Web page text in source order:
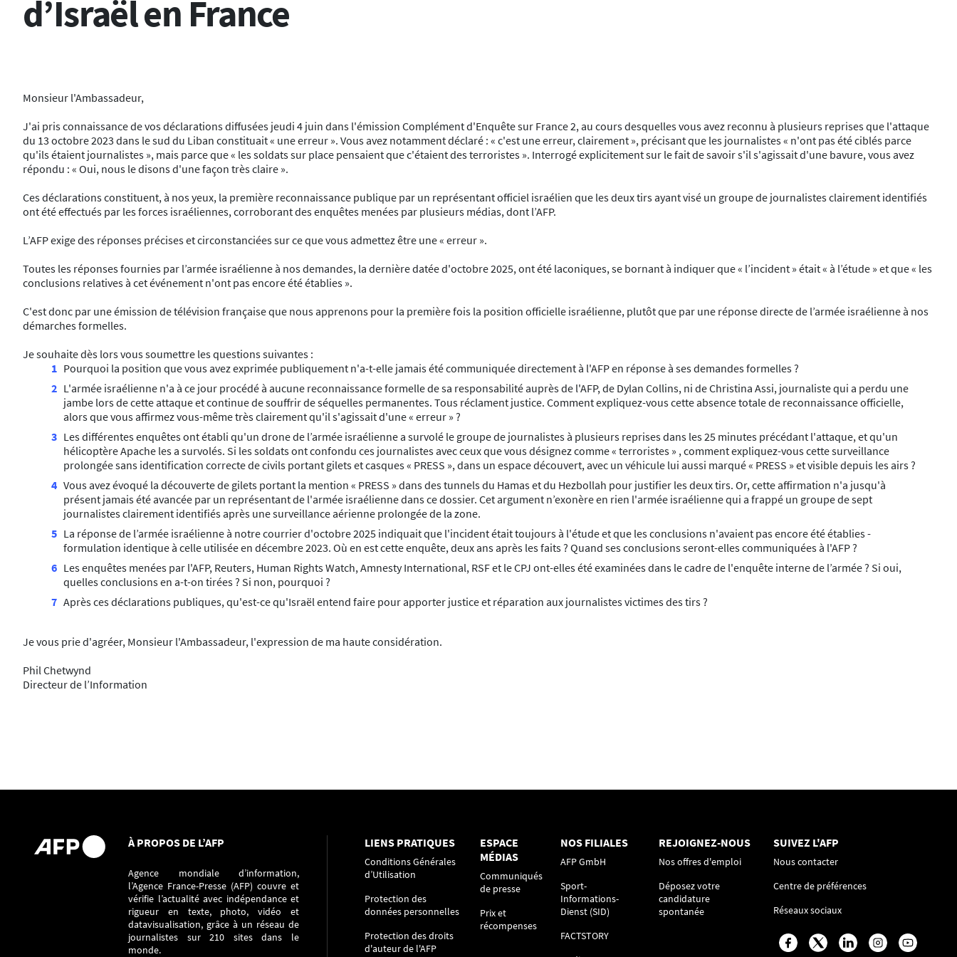
d’Israël en France
Monsieur l'Ambassadeur,
J'ai pris connaissance de vos déclarations diffusées jeudi 4 juin dans l'émission Complément d'Enquête sur France 2, au cours desquelles vous avez reconnu à plusieurs reprises que l'attaque
du 13 octobre 2023 dans le sud du Liban constituait « une erreur ». Vous avez notamment déclaré : « c'est une erreur, clairement », précisant que les journalistes « n'ont pas été ciblés parce
qu'ils étaient journalistes », mais parce que « les soldats sur place pensaient que c'étaient des terroristes ». Interrogé explicitement sur le fait de savoir s'il s'agissait d'une bavure, vous avez
répondu : « Oui, nous le disons d'une façon très claire ».
Ces déclarations constituent, à nos yeux, la première reconnaissance publique par un représentant officiel israélien que les deux tirs ayant visé un groupe de journalistes clairement identifiés
ont été effectués par les forces israéliennes, corroborant des enquêtes menées par plusieurs médias, dont l’AFP.
L’AFP exige des réponses précises et circonstanciées sur ce que vous admettez être une « erreur ».
Toutes les réponses fournies par l’armée israélienne à nos demandes, la dernière datée d'octobre 2025, ont été laconiques, se bornant à indiquer que « l’incident » était « à l’étude » et que « les
conclusions relatives à cet événement n'ont pas encore été établies ».
C'est donc par une émission de télévision française que nous apprenons pour la première fois la position officielle israélienne, plutôt que par une réponse directe de l’armée israélienne à nos
démarches formelles.
Je souhaite dès lors vous soumettre les questions suivantes :
Pourquoi la position que vous avez exprimée publiquement n'a-t-elle jamais été communiquée directement à l'AFP en réponse à ses demandes formelles ?
L'armée israélienne n'a à ce jour procédé à aucune reconnaissance formelle de sa responsabilité auprès de l'AFP, de Dylan Collins, ni de Christina Assi, journaliste qui a perdu une
jambe lors de cette attaque et continue de souffrir de séquelles permanentes. Tous réclament justice. Comment expliquez-vous cette absence totale de reconnaissance officielle,
alors que vous affirmez vous-même très clairement qu'il s'agissait d'une « erreur » ?
Les différentes enquêtes ont établi qu'un drone de l’armée israélienne a survolé le groupe de journalistes à plusieurs reprises dans les 25 minutes précédant l'attaque, et qu'un
hélicoptère Apache les a survolés. Si les soldats ont confondu ces journalistes avec ceux que vous désignez comme « terroristes » , comment expliquez-vous cette surveillance
prolongée sans identification correcte de civils portant gilets et casques « PRESS », dans un espace découvert, avec un véhicule lui aussi marqué « PRESS » et visible depuis les airs ?
Vous avez évoqué la découverte de gilets portant la mention « PRESS » dans des tunnels du Hamas et du Hezbollah pour justifier les deux tirs. Or, cette affirmation n'a jusqu'à
présent jamais été avancée par un représentant de l'armée israélienne dans ce dossier. Cet argument n’exonère en rien l'armée israélienne qui a frappé un groupe de sept
journalistes clairement identifiés après une surveillance aérienne prolongée de la zone.
La réponse de l’armée israélienne à notre courrier d'octobre 2025 indiquait que l'incident était toujours à l'étude et que les conclusions n'avaient pas encore été établies -
formulation identique à celle utilisée en décembre 2023. Où en est cette enquête, deux ans après les faits ? Quand ses conclusions seront-elles communiquées à l'AFP ?
Les enquêtes menées par l'AFP, Reuters, Human Rights Watch, Amnesty International, RSF et le CPJ ont-elles été examinées dans le cadre de l'enquête interne de l’armée ? Si oui,
quelles conclusions en a-t-on tirées ? Si non, pourquoi ?
Après ces déclarations publiques, qu'est-ce qu'Israël entend faire pour apporter justice et réparation aux journalistes victimes des tirs ?
Je vous prie d'agréer, Monsieur l'Ambassadeur, l'expression de ma haute considération.
Phil Chetwynd
Directeur de l’Information
À PROPOS DE L’AFP
Agence mondiale d’information,
l’Agence France-Presse (AFP) couvre et
vérifie l’actualité avec indépendance et
rigueur en texte, photo, vidéo et
datavisualisation, grâce à un réseau de
journalistes sur 210 sites dans le
monde.
LIENS PRATIQUES
Conditions Générales
d’Utilisation
Protection des
données personnelles
Protection des droits
d'auteur de l'AFP
ESPACE
MÉDIAS
Communiqués
de presse
Prix et
récompenses
NOS FILIALES
AFP GmbH
Sport-
Informations-
Dienst (SID)
FACTSTORY
REJOIGNEZ-NOUS
Nos offres d'emploi
Déposez votre
candidature
spontanée
SUIVEZ L'AFP
Nous contacter
Centre de préférences
Réseaux sociaux